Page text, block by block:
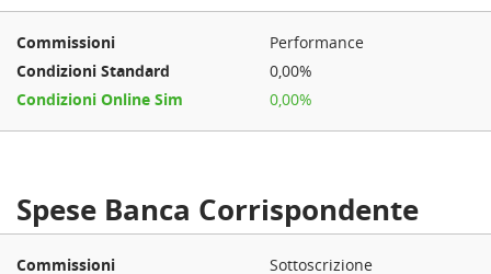
Performance
0,00%
0,00%
Spese Banca Corrispondente
Sottoscrizione